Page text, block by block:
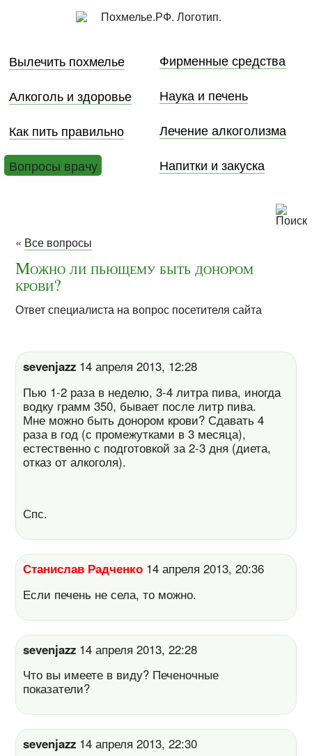
Вылечить похмелье
Фирменные средства
Алкоголь и здоровье
Наука и печень
Как пить правильно
Лечение алкоголизма
Вопросы врачу
Напитки и закуска
« Все вопросы
Можно ли пьющему быть донором
крови?
Ответ специалиста на вопрос посетителя сайта
sevenjazz 14 апреля 2013, 12:28
Пью 1-2 раза в неделю, 3-4 литра пива, иногда
водку грамм 350, бывает после литр пива.
Мне можно быть донором крови? Сдавать 4
раза в год (с промежутками в 3 месяца),
естественно с подготовкой за 2-3 дня (диета,
отказ от алкоголя).
Спс.
Станислав Радченко 14 апреля 2013, 20:36
Если печень не села, то можно.
sevenjazz 14 апреля 2013, 22:28
Что вы имеете в виду? Печеночные
показатели?
sevenjazz 14 апреля 2013, 22:30